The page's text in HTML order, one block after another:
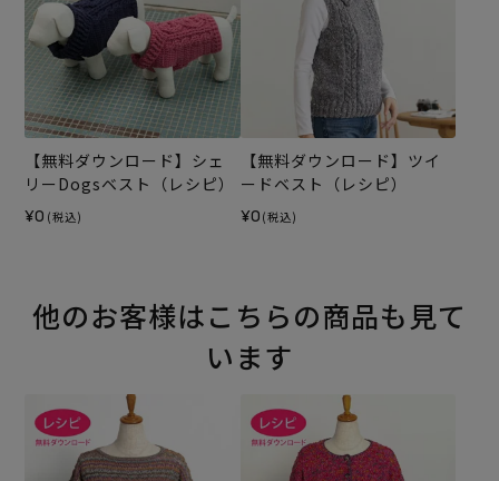
【無料ダウンロード】シェ
リーDogsベスト（レシピ）
¥0 (税込)
【無料ダウンロード】ツイ
ードベスト（レシピ）
¥0 (税込)
他のお客様はこちらの商品も見て
います